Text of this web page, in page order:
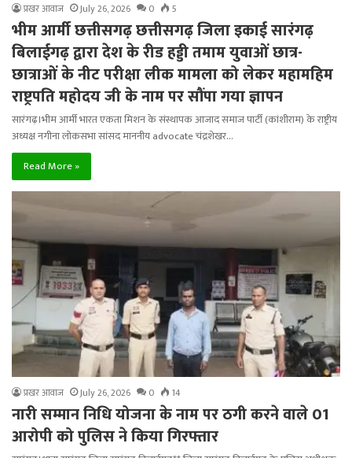
प्रखर आवाज July 26, 2026 0 5
भीम आर्मी छत्तीसगढ़ छत्तीसगढ़ जिला इकाई सारंगढ़
बिलाईगढ़ द्वारा देश के रीड हड्डी तमाम युवाओं छात्र-
छात्राओं के नीट परीक्षा लीक मामला को लेकर महामहिम
राष्ट्रपति महोदय जी के नाम पर सौंपा गया ज्ञापन
सारंगढ़।भीम आर्मी भारत एकता मिशन के संस्थापक आजाद समाज पार्टी (कांशीराम) के राष्ट्रीय
अध्यक्ष नगीना लोकसभा सांसद माननीय advocate चंद्रशेखर…
Read More »
प्रखर आवाज July 26, 2026 0 14
नारी सम्मान निधि योजना के नाम पर ठगी करने वाले 01
आरोपी को पुलिस ने किया गिरफ्तार